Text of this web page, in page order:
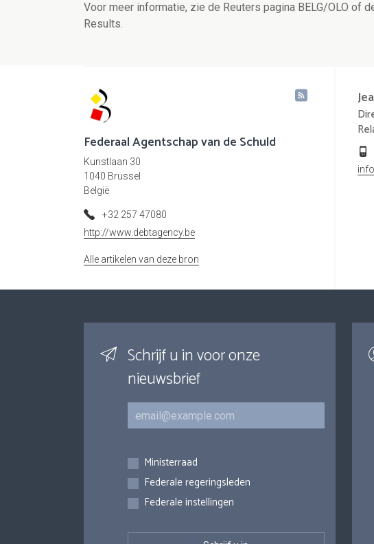
Voor meer informatie, zie de Reuters pagina BELG/OLO of
Results.
Federaal Agentschap van de Schuld
Kunstlaan 30
1040 Brussel
België
+32 257 47080
http://www.debtagency.be
Alle artikelen van deze bron
Schrijf u in voor onze
nieuwsbrief
E-mail
Inschrijvingen
Ministerraad
Federale regeringsleden
Federale instellingen